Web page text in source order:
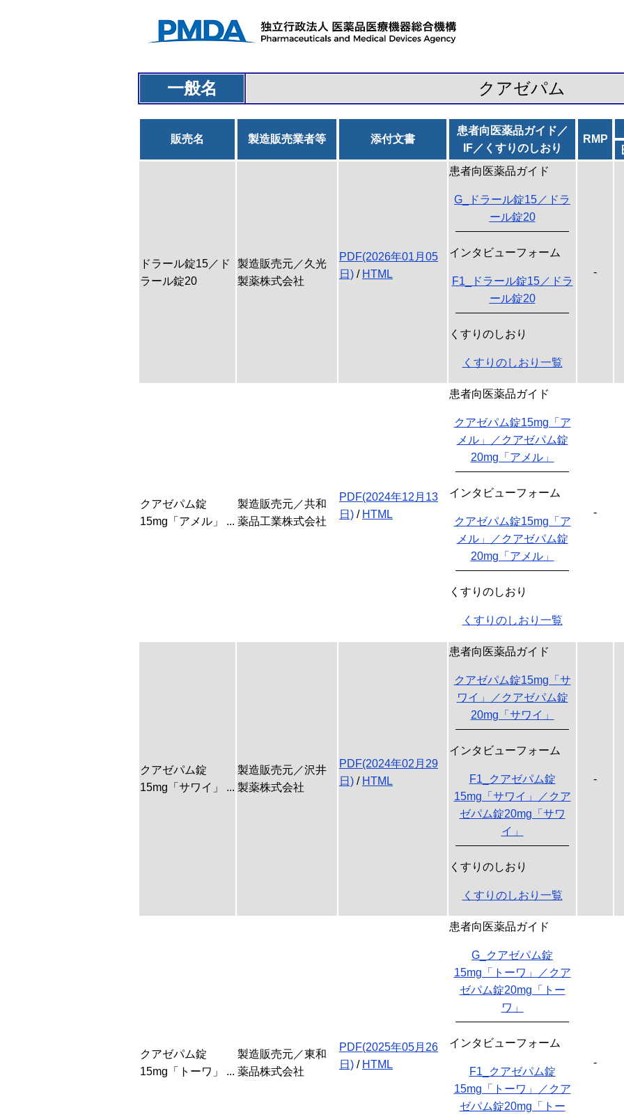
一般名 クアゼパム
販売名 製造販売業者等 添付文書
患者向医薬品ガイド／
IF／くすりのしおり
RMP
ドラール錠15／ド
ラール錠20
製造販売元／久光
製薬株式会社
PDF(2026年01月05
日) / HTML
患者向医薬品ガイド
G_ドラール錠15／ドラ
ール錠20
インタビューフォーム
F1_ドラール錠15／ドラ
ール錠20
くすりのしおり
くすりのしおり一覧
-
クアゼパム錠
15mg「アメル」 ...
製造販売元／共和
薬品工業株式会社
PDF(2024年12月13
日) / HTML
患者向医薬品ガイド
クアゼパム錠15mg「ア
メル」／クアゼパム錠
20mg「アメル」
インタビューフォーム
クアゼパム錠15mg「ア
メル」／クアゼパム錠
20mg「アメル」
くすりのしおり
くすりのしおり一覧
-
クアゼパム錠
15mg「サワイ」 ...
製造販売元／沢井
製薬株式会社
PDF(2024年02月29
日) / HTML
患者向医薬品ガイド
クアゼパム錠15mg「サ
ワイ」／クアゼパム錠
20mg「サワイ」
インタビューフォーム
F1_クアゼパム錠
15mg「サワイ」／クア
ゼパム錠20mg「サワ
イ」
くすりのしおり
くすりのしおり一覧
-
クアゼパム錠
15mg「トーワ」 ...
製造販売元／東和
薬品株式会社
PDF(2025年05月26
日) / HTML
患者向医薬品ガイド
G_クアゼパム錠
15mg「トーワ」／クア
ゼパム錠20mg「トー
ワ」
インタビューフォーム
F1_クアゼパム錠
15mg「トーワ」／クア
ゼパム錠20mg「トー
-